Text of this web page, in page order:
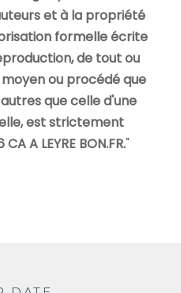
et à la propriété
formelle écrite
de tout ou
ou procédé que
que celle d'une
est strictement
A LEYRE BON.FR."